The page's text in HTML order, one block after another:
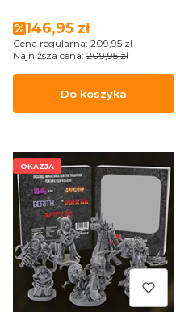
Cena promocyjna
146,95 zł
Cena regularna: 209,95 zł
Najniższa cena: 209,95 zł
Do koszyka
OKAZJA